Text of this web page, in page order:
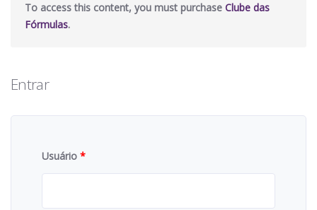
To access this content, you must purchase Clube das
Fórmulas.
Entrar
Usuário *